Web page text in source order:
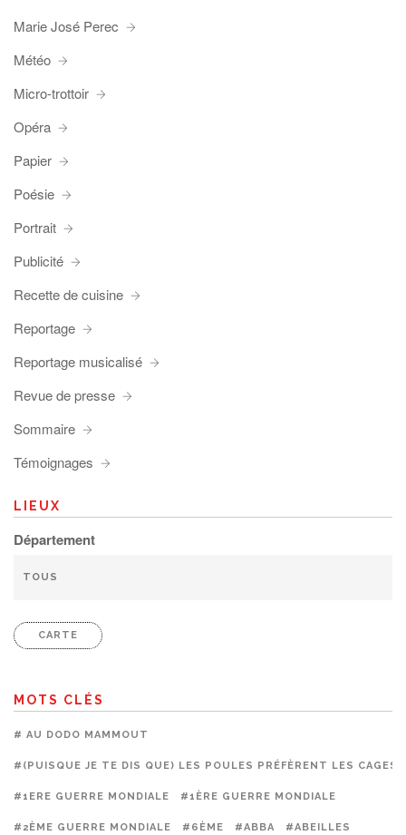
Marie José Perec
Météo
Micro-trottoir
Opéra
Papier
Poésie
Portrait
Publicité
Recette de cuisine
Reportage
Reportage musicalisé
Revue de presse
Sommaire
Témoignages
LIEUX
Département
CARTE
MOTS CLÉS
# AU DODO MAMMOUT
#(PUISQUE JE TE DIS QUE) LES POULES PRÉFÈRENT LES CAGES
#1ERE GUERRE MONDIALE #1ÈRE GUERRE MONDIALE
#2ÈME GUERRE MONDIALE #6ÈME #ABBA #ABEILLES